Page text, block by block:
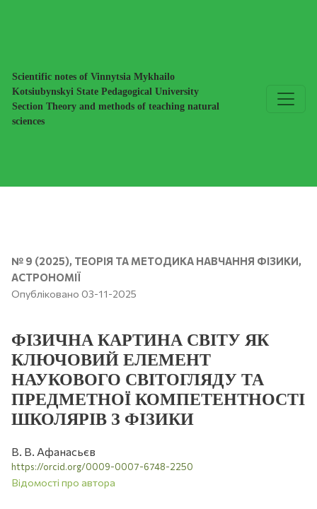
Scientific notes of Vinnytsia Mykhailo
Kotsiubynskyi State Pedagogical University
Section Theory and methods of teaching natural
sciences
№ 9 (2025), ТЕОРІЯ ТА МЕТОДИКА НАВЧАННЯ ФІЗИКИ,
АСТРОНОМІЇ
ФІЗИЧНА КАРТИНА СВІТУ ЯК
КЛЮЧОВИЙ ЕЛЕМЕНТ
НАУКОВОГО СВІТОГЛЯДУ ТА
ПРЕДМЕТНОЇ КОМПЕТЕНТНОСТІ
ШКОЛЯРІВ З ФІЗИКИ
Опубліковано 03-11-2025
В. В. Афанасьєв
https://orcid.org/0009-0007-6748-2250
Відомості про автора